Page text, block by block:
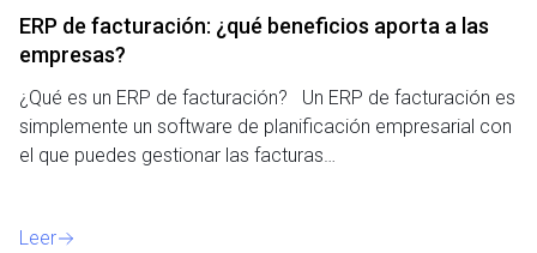
ERP de facturación​: ¿qué beneficios aporta a las
empresas?
¿Qué es un ERP de facturación? Un ERP de facturación es
simplemente un software de planificación empresarial con
el que puedes gestionar las facturas…
Leer